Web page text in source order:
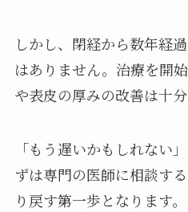
しかし、閉経から数年経
はありません。治療を開
や表皮の厚みの改善は十分
「もう遅いかもしれない
ずは専門の医師に相談す
り戻す第一歩となります。